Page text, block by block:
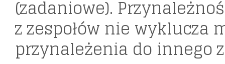
(zadaniowe).
z zespołów nie wyklucza
przynależenia do innego